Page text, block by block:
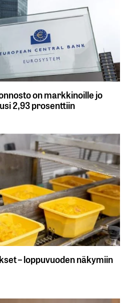
on markkinoille jo
2,93 prosenttiin
– loppuvuoden näkymiin